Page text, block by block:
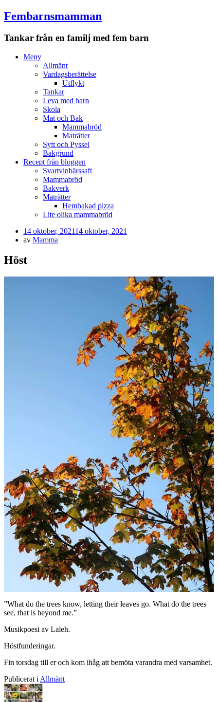
Fembarnsmamman
Tankar från en familj med fem barn
Meny
HoppaMeny
Allmänt
Vardagsberättelse
Utflykt
Tankar
Leva med barn
Skola
Mat och Bak
Mammabröd
Maträtter
Sytt och Pyssel
Bakgrund
Recept från bloggen
Svartvinbärssaft
Mammabröd
Bakverk
Maträtter
Hembakad pizza
Lite olika mammabröd
Publicerad
den
14 oktober, 202114 oktober, 2021
av Mamma
Höst
”What do the trees know, letting their leaves go. What do the trees
see, that is beyond me.”
Musikpoesi av Laleh.
Höstfunderingar.
Fin torsdag till er och kom ihåg att bemöta varandra med varsamhet.
Publicerat i Allmänt